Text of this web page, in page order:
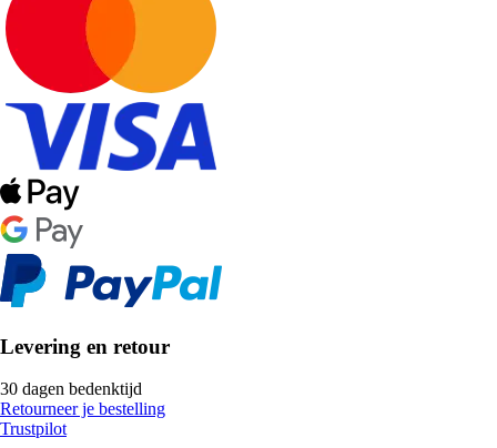
Levering en retour
30 dagen bedenktijd
Retourneer je bestelling
Trustpilot